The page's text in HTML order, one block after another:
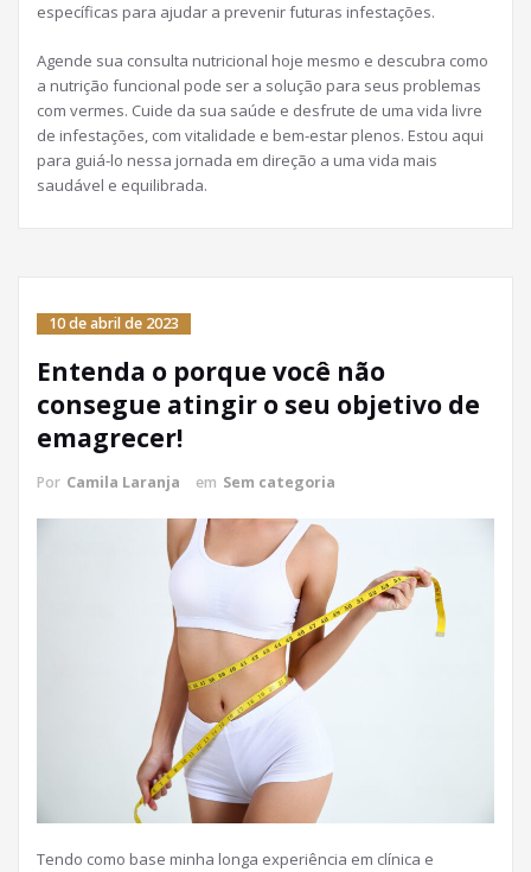
específicas para ajudar a prevenir futuras infestações.
Agende sua consulta nutricional hoje mesmo e descubra como
a nutrição funcional pode ser a solução para seus problemas
com vermes. Cuide da sua saúde e desfrute de uma vida livre
de infestações, com vitalidade e bem-estar plenos. Estou aqui
para guiá-lo nessa jornada em direção a uma vida mais
saudável e equilibrada.
10 de abril de 2023
Entenda o porque você não
consegue atingir o seu objetivo de
emagrecer!
Por Camila Laranja em Sem categoria
Tendo como base minha longa experiência em clínica e